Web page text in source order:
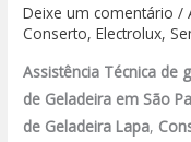
Deixe um comentário /
Conserto,Electrolux,
Assistência Técnica de
de Geladeira em São
de Geladeira Lapa,